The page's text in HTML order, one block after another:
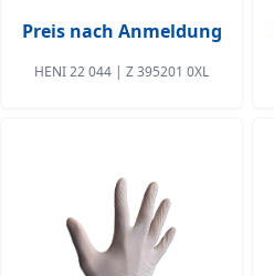
Preis nach Anmeldung
HENI 22 044 | Z 395201 0XL